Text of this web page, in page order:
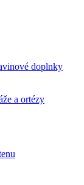
doplnky
a ortézy